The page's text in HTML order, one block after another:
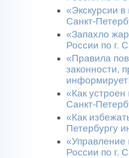
«Экскурсии
Санкт-
«Запахло
России по г.
«Правила
законности,
«Как
Санкт-
«Как
Петербургу
«Управление
России по г.